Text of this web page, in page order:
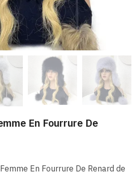
En Fourrure De
En Fourrure De Renard de